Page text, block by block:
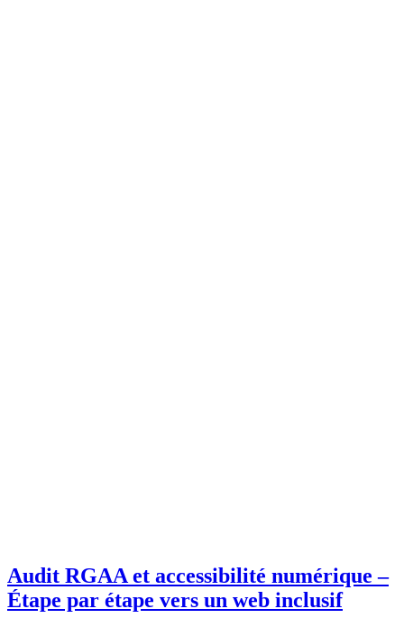
Audit RGAA et accessibilité numérique –
Étape par étape vers un web inclusif